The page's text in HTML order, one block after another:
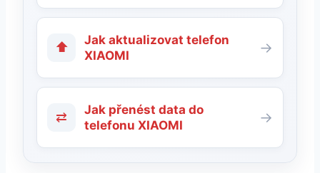
⬆
Jak aktualizovat telefon
XIAOMI
→
⇄
Jak přenést data do
telefonu XIAOMI
→